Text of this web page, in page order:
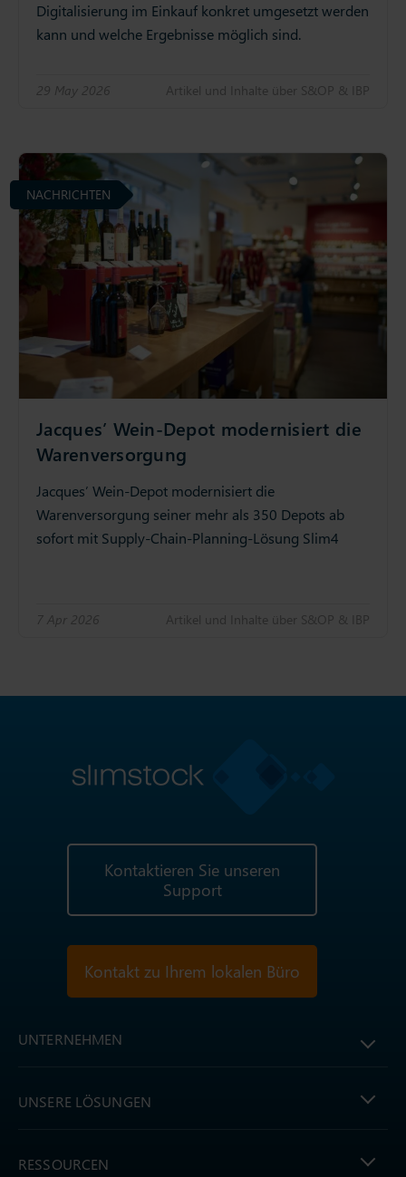
Digitalisierung im Einkauf konkret umgesetzt werden
kann und welche Ergebnisse möglich sind.
29 May 2026 Artikel und Inhalte über S&OP & IBP
Jacques’ Wein-Depot modernisiert die
Warenversorgung
Jacques’ Wein-Depot modernisiert die
Warenversorgung seiner mehr als 350 Depots ab
sofort mit Supply-Chain-Planning-Lösung Slim4
7 Apr 2026 Artikel und Inhalte über S&OP & IBP
NACHRICHTEN
Kontaktieren Sie unseren
Support
Kontakt zu Ihrem lokalen Büro
UNTERNEHMEN
UNSERE LÖSUNGEN
RESSOURCEN